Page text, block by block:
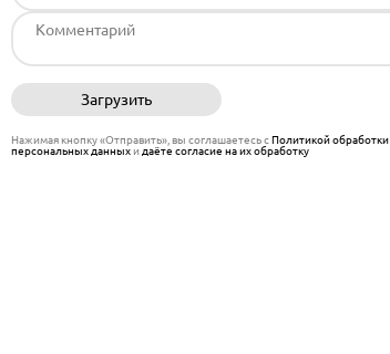
Загрузить
Нажимая кнопку «Отправить», вы соглашаетесь сПолитикой обработки
персональных данныхи даёте согласие на их обработку